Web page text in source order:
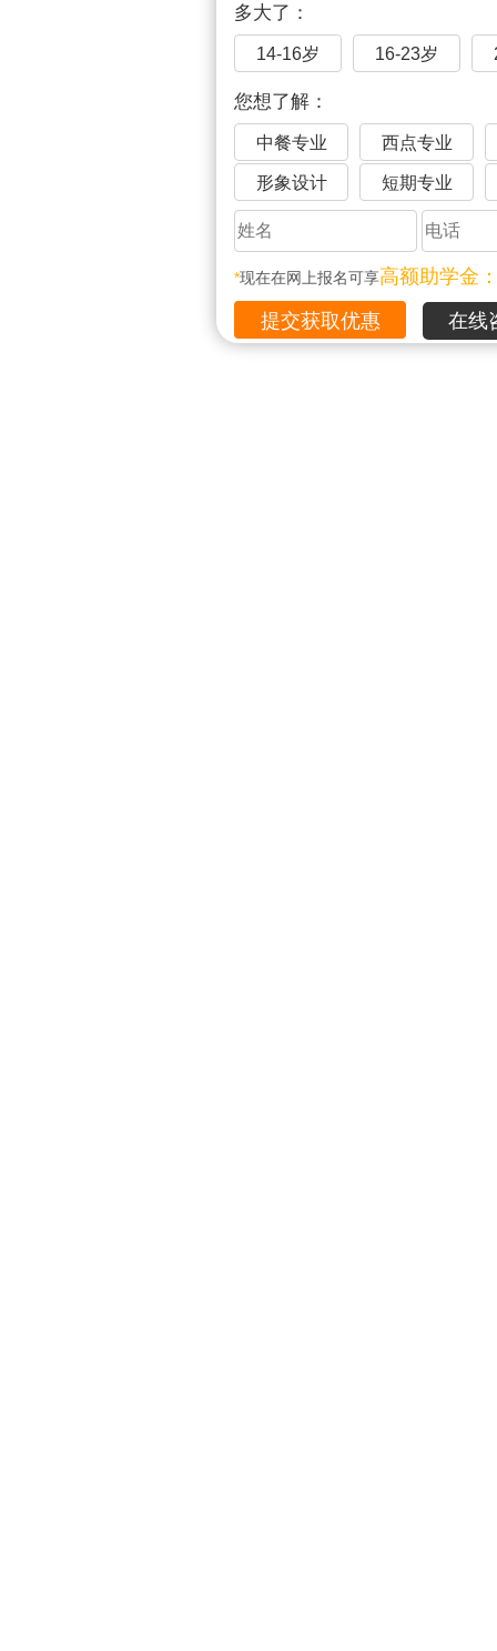
多大了：
14-16岁 16-23岁
您想了解：
中餐专业 西点专业
形象设计 短期专业
*现在在网上报名可享高额助学金
在线